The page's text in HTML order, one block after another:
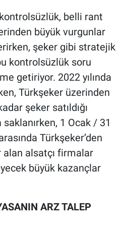
belli rant
büyük vurgunlar
şeker gibi stratejik
kontrolsüzlük soru
getiriyor. 2022 yılında
Türkşeker üzerinden
şeker satıldığı
1 Ocak / 31
Türkşeker’den
alsatçı firmalar
büyük kazançlar
ARZ TALEP